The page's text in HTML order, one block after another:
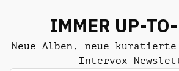
IMMER UP-
Neue Alben, neue
Intervox-